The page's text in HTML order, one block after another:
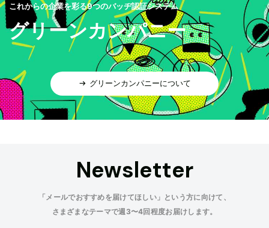
これからの企業を彩る9つのバッヂ認証システム
グリーンカンパニー
グリーンカンパニーについて
Newsletter
「メールでおすすめを届けてほしい」という方に向けて、
さまざまなテーマで週3〜4回程度お届けします。